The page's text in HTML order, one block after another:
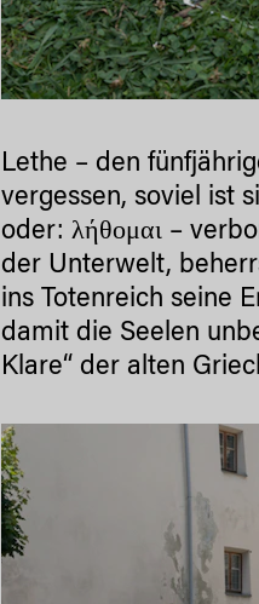
Lethe – den
vergessen, soviel ist
oder: λήθομαι –
der Unterwelt,
ins Totenreich seine
damit die Seelen
Klare“ der alten